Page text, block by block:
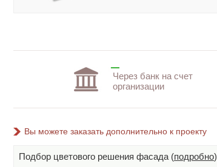
Через банк на счет
организации
Вы можете заказать дополнительно к проекту
Подбор цветового решения фасада (подробно)